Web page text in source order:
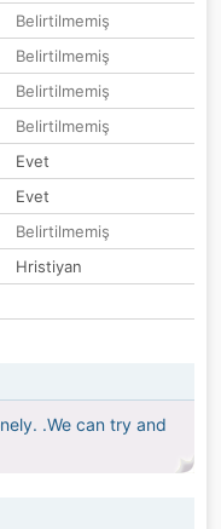
Belirtilmemiş
Belirtilmemiş
Belirtilmemiş
Belirtilmemiş
Evet
Evet
Belirtilmemiş
Hristiyan
.We can try and